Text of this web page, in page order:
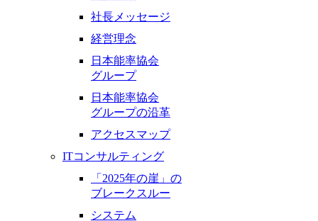
社長メッセージ
経営理念
日本能率協会
グループ
日本能率協会
グループの沿革
アクセスマップ
ITコンサルティング
「2025年の崖」の
ブレークスルー
システム